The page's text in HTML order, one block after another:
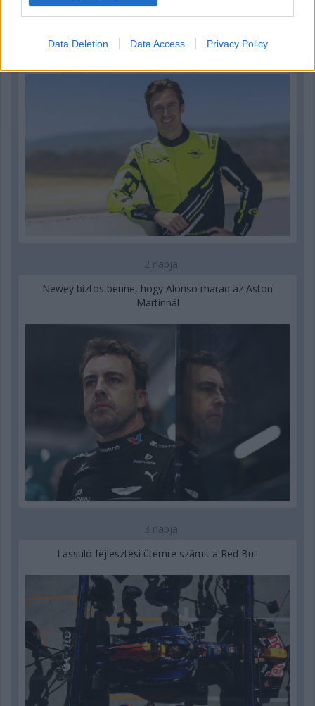
Data Deletion Data Access Privacy Policy
Újabb korábbi F2-es bajnok folytatja a Formula-E-ben
2 napja
Newey biztos benne, hogy Alonso marad az Aston
Martinnál
3 napja
Lassuló fejlesztési ütemre számít a Red Bull